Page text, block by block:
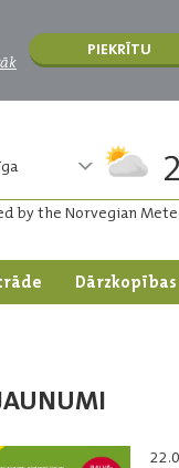
PIEKRĪTU
by the Norvegian